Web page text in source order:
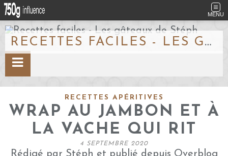
MENU
RECETTES FACILES - LES GÂTEAUX DE STÉPH
RECETTES APÉRITIVES
WRAP AU JAMBON ET À
LA VACHE QUI RIT
4 SEPTEMBRE 2020
Rédigé par Stéph et publié depuis Overblog